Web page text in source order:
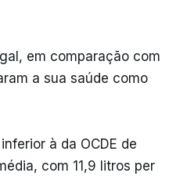
em comparação com
a sua saúde como
à da OCDE de
com 11,9 litros per